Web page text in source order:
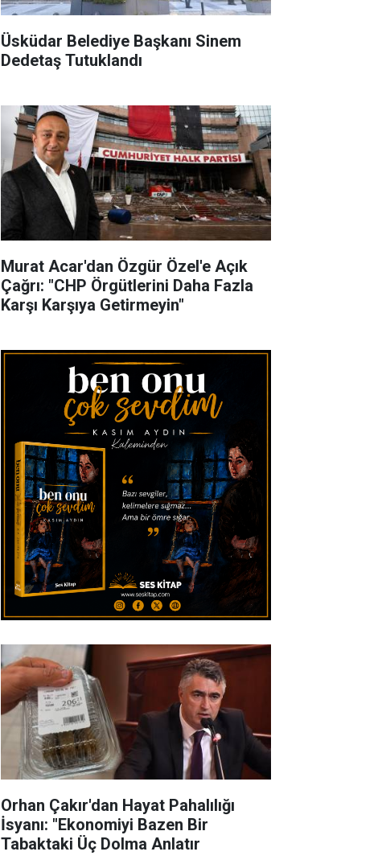
Üsküdar Belediye Başkanı Sinem
Dedetaş Tutuklandı
Murat Acar'dan Özgür Özel'e Açık
Çağrı: "CHP Örgütlerini Daha Fazla
Karşı Karşıya Getirmeyin"
Orhan Çakır'dan Hayat Pahalılığı
İsyanı: "Ekonomiyi Bazen Bir
Tabaktaki Üç Dolma Anlatır